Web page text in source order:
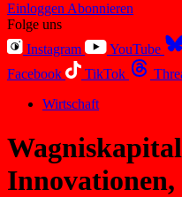
Einloggen Abonnieren
Folge uns
Instagram
YouTube
Facebook
TikTok
Wirtschaft
Innovationen,